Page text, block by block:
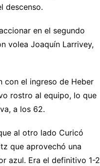
descenso.
en el segundo
volea Joaquín Larrivey,
con el ingreso de Heber
rostro al equipo, lo que
a los 62.
al otro lado Curicó
que aprovechó una
azul. Era el definitivo 1-2